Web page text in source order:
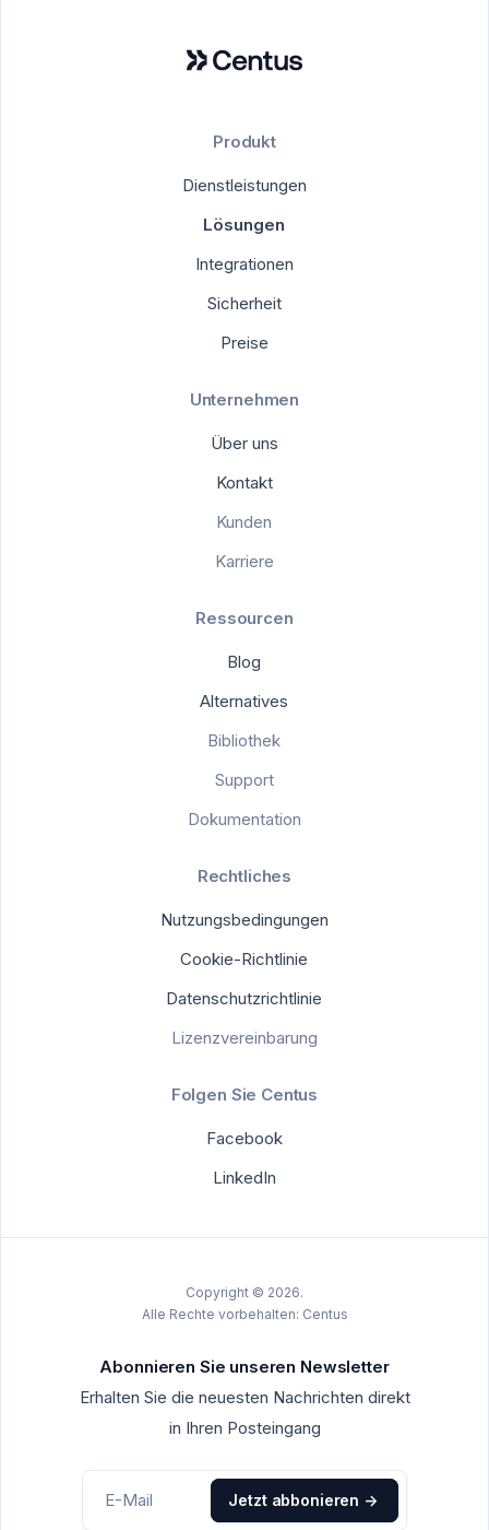
Produkt
Dienstleistungen
Lösungen
Integrationen
Sicherheit
Preise
Unternehmen
Über uns
Kontakt
Kunden
Karriere
Ressourcen
Blog
Alternatives
Bibliothek
Support
Dokumentation
Rechtliches
Nutzungsbedingungen
Cookie-Richtlinie
Datenschutzrichtlinie
Lizenzvereinbarung
Folgen Sie Centus
Facebook
LinkedIn
Copyright © 2026.
Alle Rechte vorbehalten: Centus
Abonnieren Sie unseren Newsletter
Erhalten Sie die neuesten Nachrichten direkt
in Ihren Posteingang
Jetzt abbonieren ->